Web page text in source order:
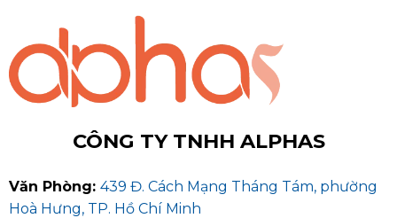
CÔNG TY TNHH ALPHAS
Văn Phòng: 439 Đ. Cách Mạng Tháng Tám, phường
Hoà Hưng, TP. Hồ Chí Minh